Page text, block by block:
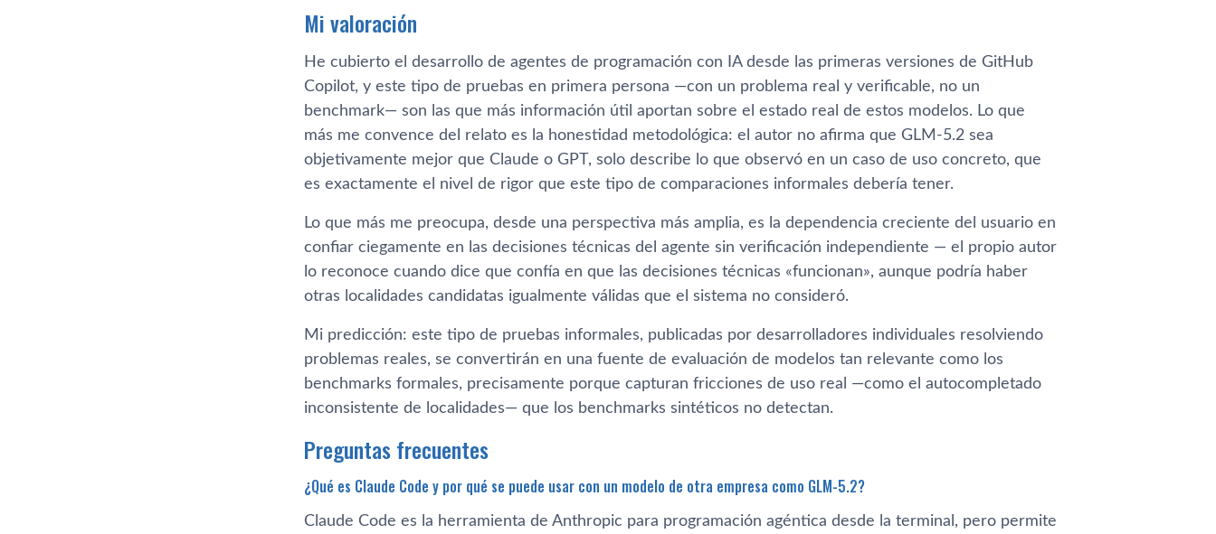
Mi valoración
He cubierto el desarrollo de agentes de programación con IA desde las primeras versiones de GitHub
Copilot, y este tipo de pruebas en primera persona —con un problema real y verificable, no un
benchmark— son las que más información útil aportan sobre el estado real de estos modelos. Lo que
más me convence del relato es la honestidad metodológica: el autor no afirma que GLM-5.2 sea
objetivamente mejor que Claude o GPT, solo describe lo que observó en un caso de uso concreto, que
es exactamente el nivel de rigor que este tipo de comparaciones informales debería tener.
Lo que más me preocupa, desde una perspectiva más amplia, es la dependencia creciente del usuario en
confiar ciegamente en las decisiones técnicas del agente sin verificación independiente — el propio autor
lo reconoce cuando dice que confía en que las decisiones técnicas «funcionan», aunque podría haber
otras localidades candidatas igualmente válidas que el sistema no consideró.
Mi predicción: este tipo de pruebas informales, publicadas por desarrolladores individuales resolviendo
problemas reales, se convertirán en una fuente de evaluación de modelos tan relevante como los
benchmarks formales, precisamente porque capturan fricciones de uso real —como el autocompletado
inconsistente de localidades— que los benchmarks sintéticos no detectan.
Preguntas frecuentes
¿Qué es Claude Code y por qué se puede usar con un modelo de otra empresa como GLM-5.2?
Claude Code es la herramienta de Anthropic para programación agéntica desde la terminal, pero permite